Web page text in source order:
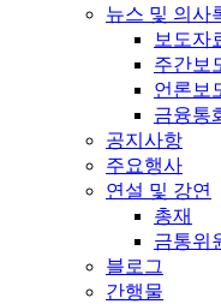
뉴스 및 의사
보도자
주간보
언론보
금융통
공지사항
주요행사
연설 및 강연
총재
금통위
블로그
간행물